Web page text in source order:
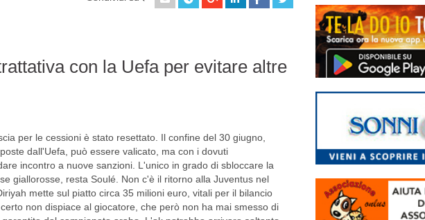
con la Uefa per evitare altre
per le cessioni è stato resettato. Il confine del 30 giugno,
dall'Uefa, può essere valicato, ma con i dovuti
incontro a nuove sanzioni. L'unico in grado di sbloccare la
giallorosse, resta Soulé. Non c'è il ritorno alla Juventus nel
mette sul piatto circa 35 milioni euro, vitali per il bilancio
non dispiace al giocatore, che però non ha mai smesso di